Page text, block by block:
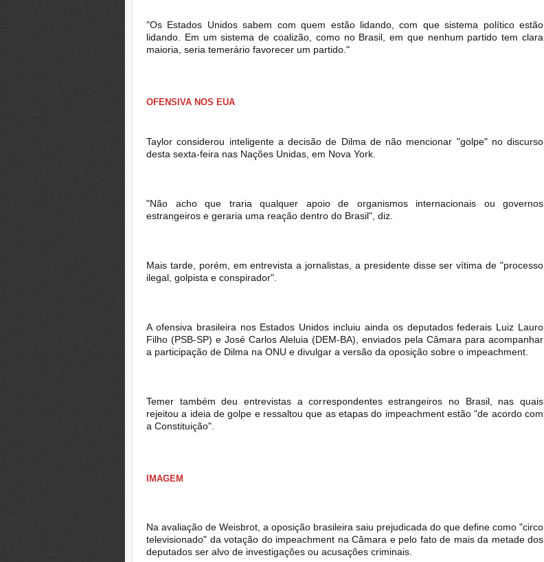
"Os Estados Unidos sabem com quem estão lidando, com que sistema político estão
lidando. Em um sistema de coalizão, como no Brasil, em que nenhum partido tem clara
maioria, seria temerário favorecer um partido."
OFENSIVA NOS EUA
Taylor considerou inteligente a decisão de Dilma de não mencionar "golpe" no discurso
desta sexta-feira nas Nações Unidas, em Nova York.
"Não acho que traria qualquer apoio de organismos internacionais ou governos
estrangeiros e geraria uma reação dentro do Brasil", diz.
Mais tarde, porém, em entrevista a jornalistas, a presidente disse ser vítima de "processo
ilegal, golpista e conspirador".
A ofensiva brasileira nos Estados Unidos incluiu ainda os deputados federais Luiz Lauro
Filho (PSB-SP) e José Carlos Aleluia (DEM-BA), enviados pela Câmara para acompanhar
a participação de Dilma na ONU e divulgar a versão da oposição sobre o impeachment.
Temer também deu entrevistas a correspondentes estrangeiros no Brasil, nas quais
rejeitou a ideia de golpe e ressaltou que as etapas do impeachment estão "de acordo com
a Constituição".
IMAGEM
Na avaliação de Weisbrot, a oposição brasileira saiu prejudicada do que define como "circo
televisionado" da votação do impeachment na Câmara e pelo fato de mais da metade dos
deputados ser alvo de investigações ou acusações criminais.